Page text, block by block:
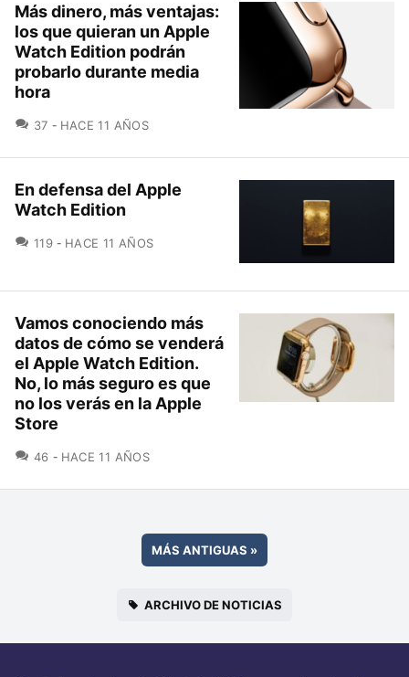
Más dinero, más ventajas:
los que quieran un Apple
Watch Edition podrán
probarlo durante media
hora
37 COMENTARIOS
HACE 11 AÑOS
En defensa del Apple
Watch Edition
119COMENTARIOS
HACE 11 AÑOS
Vamos conociendo más
datos de cómo se venderá
el Apple Watch Edition.
No, lo más seguro es que
no los verás en la Apple
Store
46 COMENTARIOS
HACE 11 AÑOS
MÁS ANTIGUAS »
ARCHIVO DE NOTICIAS